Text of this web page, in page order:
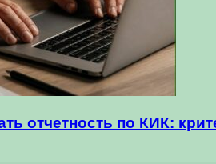
отчетность по КИК: